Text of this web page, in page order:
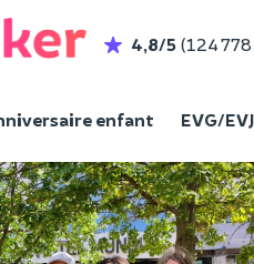
4,8/5 (124 778
enfant EVG/